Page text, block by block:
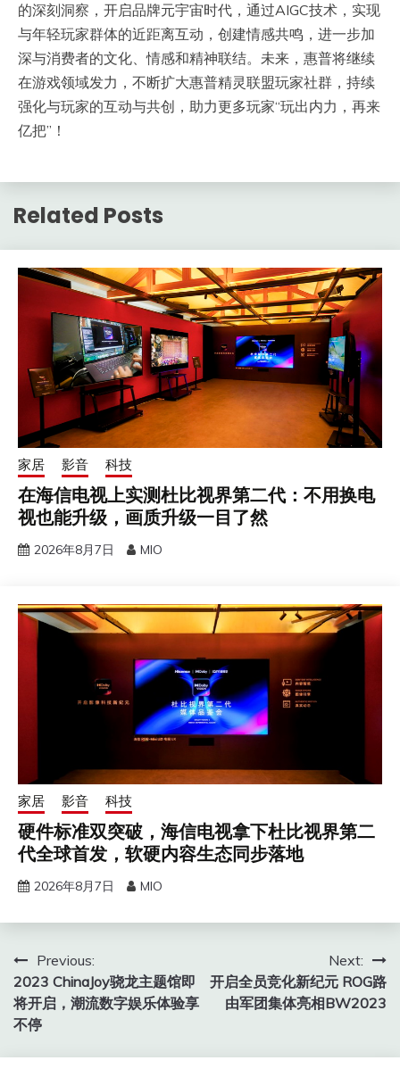
的深刻洞察，开启品牌元宇宙时代，通过AIGC技术，实现
与年轻玩家群体的近距离互动，创建情感共鸣，进一步加
深与消费者的文化、情感和精神联结。未来，惠普将继续
在游戏领域发力，不断扩大惠普精灵联盟玩家社群，持续
强化与玩家的互动与共创，助力更多玩家“玩出内力，再来
亿把”！
Related Posts
家居 影音 科技
在海信电视上实测杜比视界第二代：不用换电
视也能升级，画质升级一目了然
2026年8月7日 MIO
家居 影音 科技
硬件标准双突破，海信电视拿下杜比视界第二
代全球首发，软硬内容生态同步落地
2026年8月7日 MIO
文
章
导
航
Previous:
2023 ChinaJoy骁龙主题馆即
将开启，潮流数字娱乐体验享
不停
Next:
开启全员竞化新纪元 ROG路
由军团集体亮相BW2023